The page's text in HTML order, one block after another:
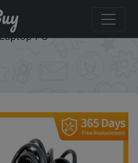
Car dvd Player
Speaking 3M Clip-on Lapel
PC